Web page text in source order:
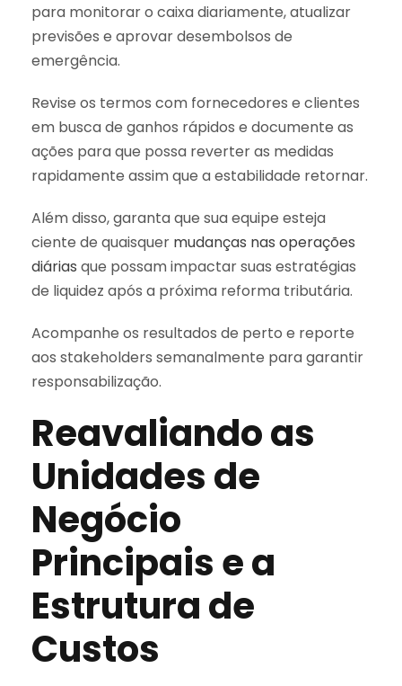
para monitorar o caixa diariamente, atualizar
previsões e aprovar desembolsos de
emergência.
Revise os termos com fornecedores e clientes
em busca de ganhos rápidos e documente as
ações para que possa reverter as medidas
rapidamente assim que a estabilidade retornar.
Além disso, garanta que sua equipe esteja
ciente de quaisquer mudanças nas operações
diárias que possam impactar suas estratégias
de liquidez após a próxima reforma tributária.
Acompanhe os resultados de perto e reporte
aos stakeholders semanalmente para garantir
responsabilização.
Reavaliando as
Unidades de
Negócio
Principais e a
Estrutura de
Custos